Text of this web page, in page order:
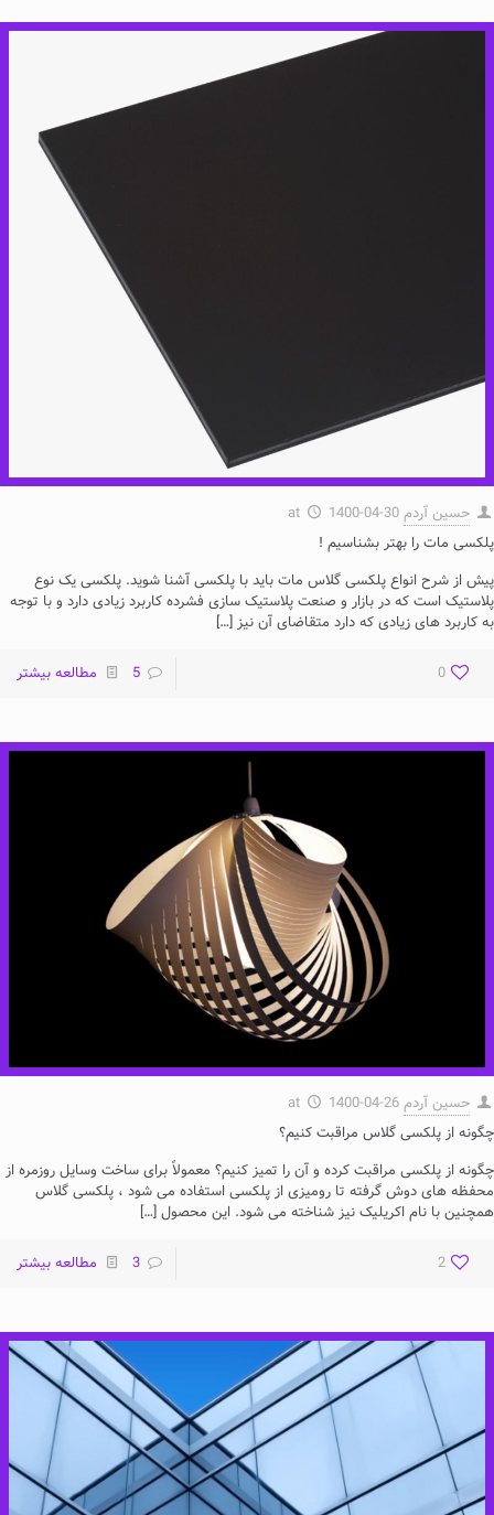
حسین آردم at
1400-04-30
پلکسی مات را بهتر بشناسیم !
پیش از شرح انواع پلکسی گلاس مات باید با پلکسی آشنا شوید. پلکسی یک نوع
پلاستیک است که در بازار و صنعت پلاستیک سازی فشرده کاربرد زیادی دارد و با توجه
به کاربرد های زیادی که دارد متقاضا­ی آن نیز[…]
0
5 مطالعه بیشتر
حسین آردم at
1400-04-26
چگونه از پلکسی گلاس مراقبت کنیم؟
چگونه از پلکسی مراقبت کرده و آن را تمیز کنیم؟ معمولاً برای ساخت وسایل روزمره از
محفظه های دوش گرفته تا رومیزی از پلکسی استفاده می شود ، پلکسی گلاس
همچنین با نام اکریلیک نیز شناخته می شود. این محصول[…]
2
3 مطالعه بیشتر